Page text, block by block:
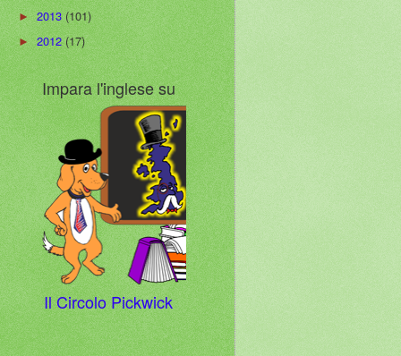
►2013(101)
►2012(17)
Impara l'inglese su
Il Circolo Pickwick